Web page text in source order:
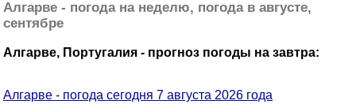
Алгарве - погода на неделю, погода в августе,
сентябре
Алгарве, Португалия - прогноз погоды на завтра:
Алгарве - погода сегодня 7 августа 2026 года